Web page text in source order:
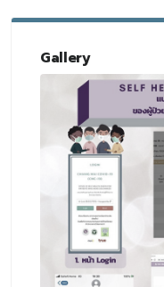
Gallery